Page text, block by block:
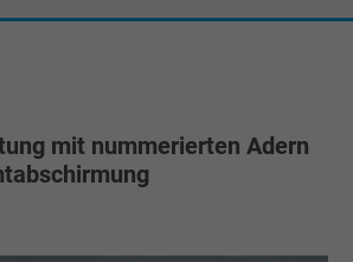
mit nummerierten Adern